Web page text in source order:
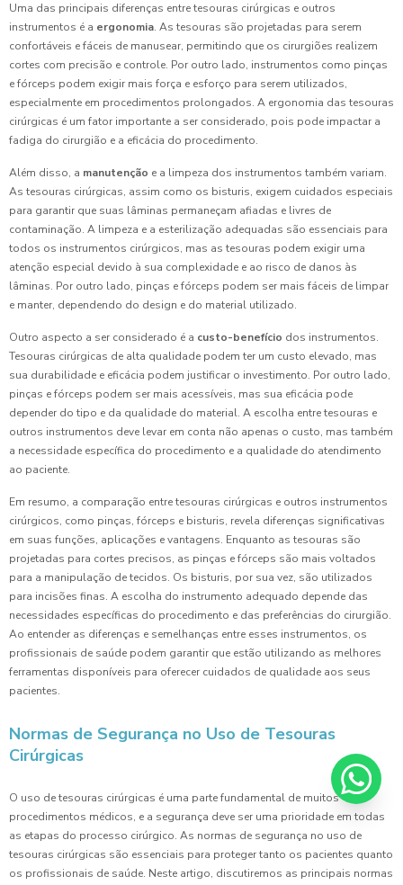
Uma das principais diferenças entre tesouras cirúrgicas e outros
instrumentos é a ergonomia. As tesouras são projetadas para serem
confortáveis e fáceis de manusear, permitindo que os cirurgiões realizem
cortes com precisão e controle. Por outro lado, instrumentos como pinças
e fórceps podem exigir mais força e esforço para serem utilizados,
especialmente em procedimentos prolongados. A ergonomia das tesouras
cirúrgicas é um fator importante a ser considerado, pois pode impactar a
fadiga do cirurgião e a eficácia do procedimento.
Além disso, a manutenção e a limpeza dos instrumentos também variam.
As tesouras cirúrgicas, assim como os bisturis, exigem cuidados especiais
para garantir que suas lâminas permaneçam afiadas e livres de
contaminação. A limpeza e a esterilização adequadas são essenciais para
todos os instrumentos cirúrgicos, mas as tesouras podem exigir uma
atenção especial devido à sua complexidade e ao risco de danos às
lâminas. Por outro lado, pinças e fórceps podem ser mais fáceis de limpar
e manter, dependendo do design e do material utilizado.
Outro aspecto a ser considerado é a custo-benefício dos instrumentos.
Tesouras cirúrgicas de alta qualidade podem ter um custo elevado, mas
sua durabilidade e eficácia podem justificar o investimento. Por outro lado,
pinças e fórceps podem ser mais acessíveis, mas sua eficácia pode
depender do tipo e da qualidade do material. A escolha entre tesouras e
outros instrumentos deve levar em conta não apenas o custo, mas também
a necessidade específica do procedimento e a qualidade do atendimento
ao paciente.
Em resumo, a comparação entre tesouras cirúrgicas e outros instrumentos
cirúrgicos, como pinças, fórceps e bisturis, revela diferenças significativas
em suas funções, aplicações e vantagens. Enquanto as tesouras são
projetadas para cortes precisos, as pinças e fórceps são mais voltados
para a manipulação de tecidos. Os bisturis, por sua vez, são utilizados
para incisões finas. A escolha do instrumento adequado depende das
necessidades específicas do procedimento e das preferências do cirurgião.
Ao entender as diferenças e semelhanças entre esses instrumentos, os
profissionais de saúde podem garantir que estão utilizando as melhores
ferramentas disponíveis para oferecer cuidados de qualidade aos seus
pacientes.
Normas de Segurança no Uso de Tesouras
Cirúrgicas
O uso de tesouras cirúrgicas é uma parte fundamental de muitos
procedimentos médicos, e a segurança deve ser uma prioridade em todas
as etapas do processo cirúrgico. As normas de segurança no uso de
tesouras cirúrgicas são essenciais para proteger tanto os pacientes quanto
os profissionais de saúde. Neste artigo, discutiremos as principais normas